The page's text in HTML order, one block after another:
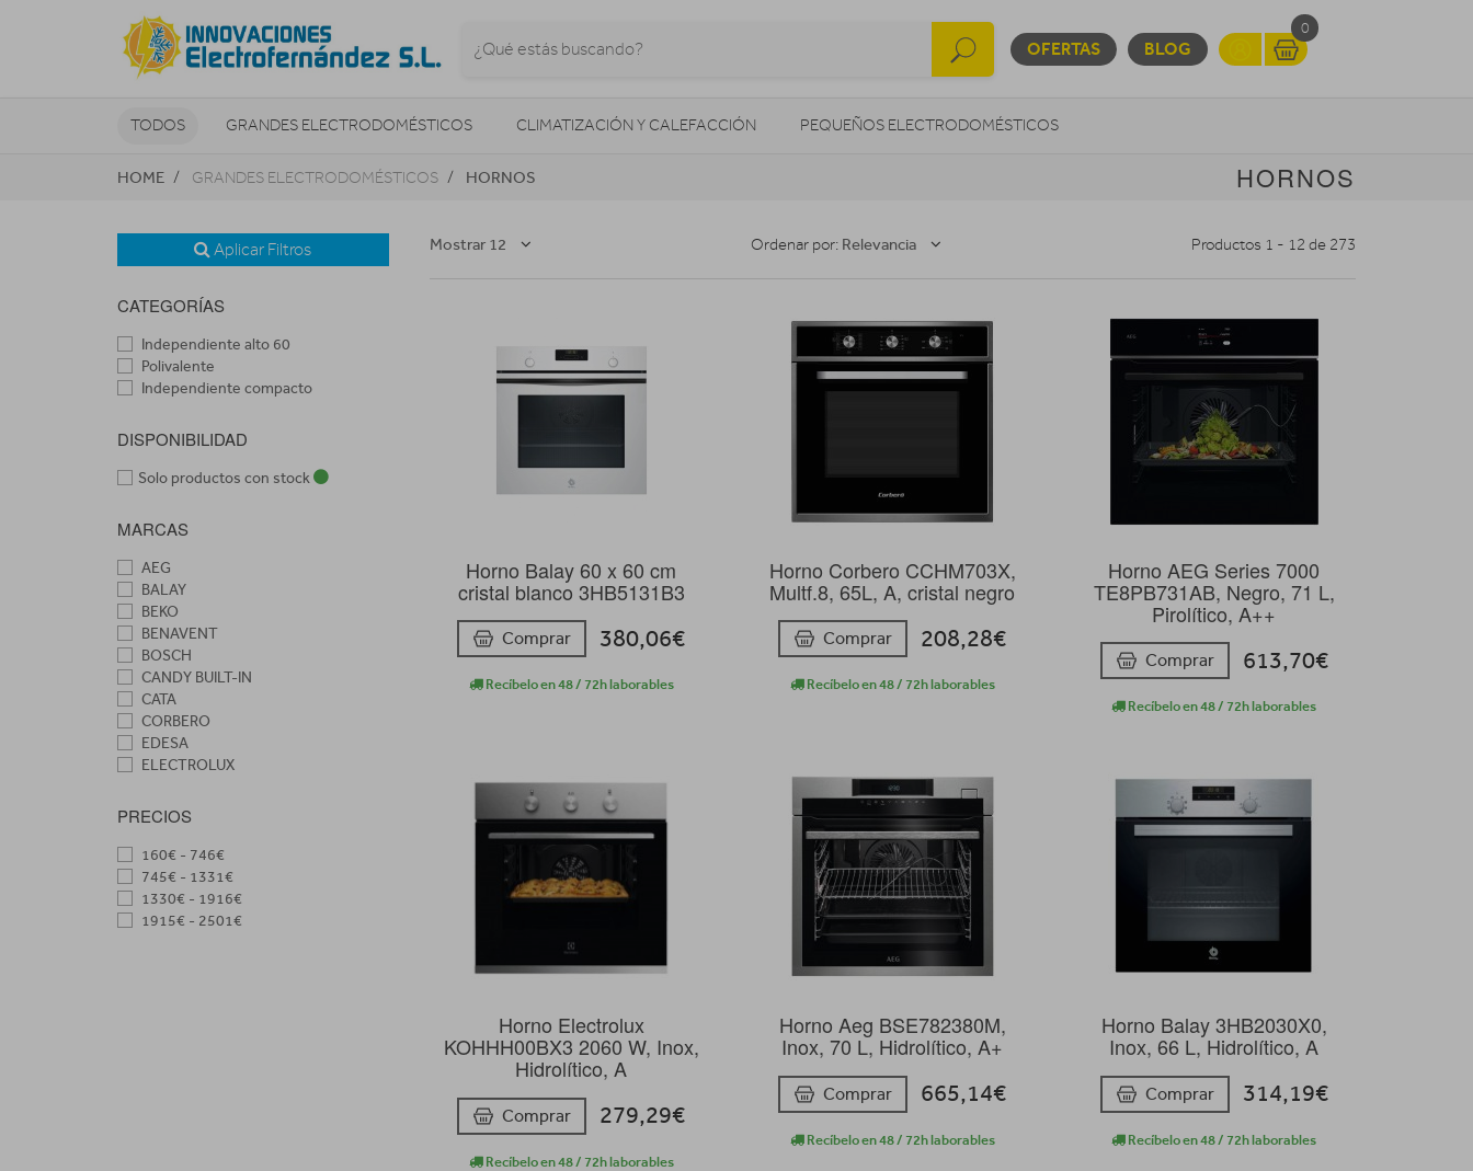
OFERTAS BLOG
0
TODOS GRANDES ELECTRODOMÉSTICOS CLIMATIZACIÓN Y CALEFACCIÓN PEQUEÑOS ELECTRODOMÉSTICOS
TELEVISORES Y REPRODUCTORES SONIDO / AUDIO MOVILIDAD URBANA
NAVEGADORES GPS CONSOLAS HIGIENE Y SALUD ENERGÍA
HOME GRANDES ELECTRODOMÉSTICOS HORNOS HORNOS
Aplicar Filtros
CATEGORÍAS
Independiente alto 60
Polivalente
Independiente compacto
DISPONIBILIDAD
Solo productos con stock
MARCAS
AEG
BALAY
BEKO
BENAVENT
BOSCH
CANDY BUILT-IN
CATA
CORBERO
EDESA
ELECTROLUX
HAIER BUILTIN
LG Gama Blanca
MIDEA
ROMMER
SAMSUNG GB
PRECIOS
160€ - 746€
745€ - 1331€
1330€ - 1916€
1915€ - 2501€
Mostrar 12 Ordenar por: Relevancia Productos 1 - 12 de 273
Horno Balay 60 x 60 cm
cristal blanco 3HB5131B3
Comprar 380,06€
Recíbelo en 48 / 72h laborables
Horno Corbero CCHM703X,
Multf.8, 65L, A, cristal negro
Comprar 208,28€
Recíbelo en 48 / 72h laborables
Horno AEG Series 7000
TE8PB731AB, Negro, 71 L,
Pirolítico, A++
Comprar 613,70€
Recíbelo en 48 / 72h laborables
Horno Electrolux
KOHHH00BX3 2060 W, Inox,
Hidrolítico, A
Comprar 279,29€
Recíbelo en 48 / 72h laborables
Horno Aeg BSE782380M,
Inox, 70 L, Hidrolítico, A+
Comprar 665,14€
Recíbelo en 48 / 72h laborables
Horno Balay 3HB2030X0,
Inox, 66 L, Hidrolítico, A
Comprar 314,19€
Recíbelo en 48 / 72h laborables